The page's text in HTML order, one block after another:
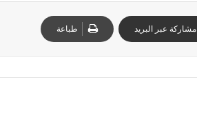
مشاركة عبر البريد طباعة